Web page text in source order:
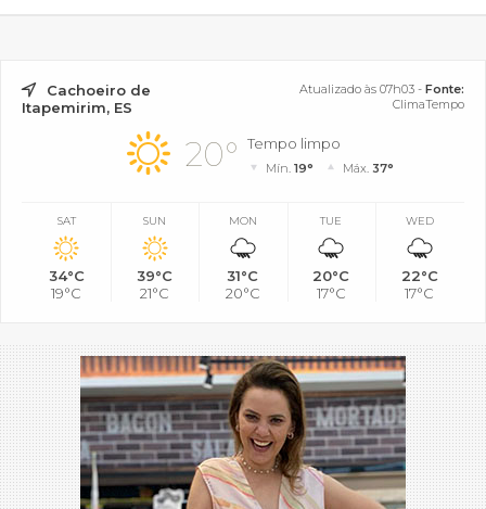
Cachoeiro de
Itapemirim, ES
Atualizado às 07h03 - Fonte:
ClimaTempo
20° Tempo limpo
Mín.19° Máx. 37°
SAT
34°C
19°C
SUN
39°C
21°C
MON
31°C
20°C
TUE
20°C
17°C
WED
22°C
17°C